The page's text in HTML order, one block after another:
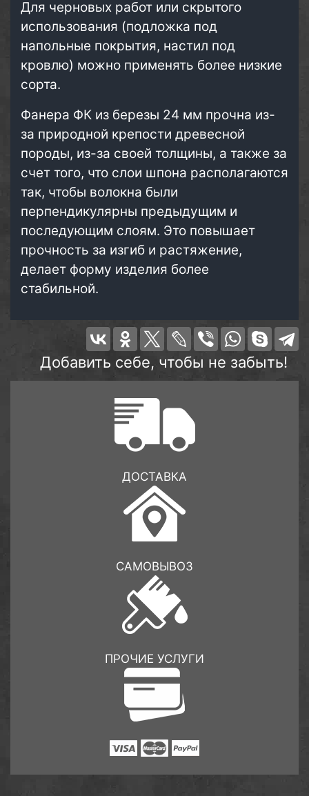
Для черновых работ или скрытого
использования (подложка под
напольные покрытия, настил под
кровлю) можно применять более низкие
сорта.
Фанера ФК из березы 24 мм прочна из-
за природной крепости древесной
породы, из-за своей толщины, а также за
счет того, что слои шпона располагаются
так, чтобы волокна были
перпендикулярны предыдущим и
последующим слоям. Это повышает
прочность за изгиб и растяжение,
делает форму изделия более
стабильной.
Добавить себе, чтобы не забыть!
ДОСТАВКА
САМОВЫВОЗ
ПРОЧИЕ УСЛУГИ